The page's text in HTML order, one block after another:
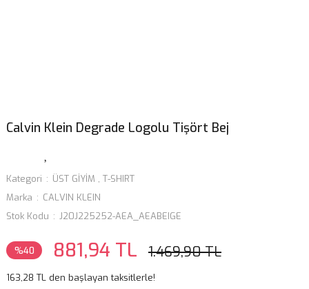
Calvin Klein Degrade Logolu Tişört Bej
Kategori ÜST GİYİM , T-SHIRT
Marka
CALVIN KLEIN
Stok Kodu
J20J225252-AEA_AEABEIGE
%40 881,94 TL 1.469,90 TL
163,28 TL den başlayan taksitlerle!